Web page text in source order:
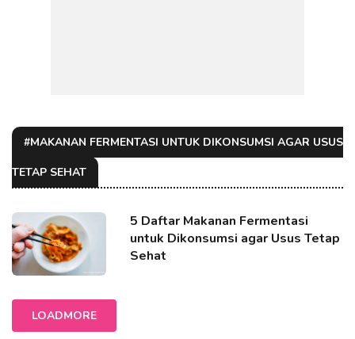
#MAKANAN FERMENTASI UNTUK DIKONSUMSI AGAR USUS
TETAP SEHAT
5 Daftar Makanan Fermentasi
untuk Dikonsumsi agar Usus Tetap
Sehat
LOADMORE